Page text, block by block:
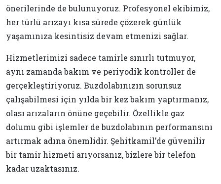
önerilerinde de bulunuyoruz. Profesyonel ekibimiz,
her türlü arızayı kısa sürede çözerek günlük
yaşamınıza kesintisiz devam etmenizi sağlar.
Hizmetlerimizi sadece tamirle sınırlı tutmuyor,
aynı zamanda bakım ve periyodik kontroller de
gerçekleştiriyoruz. Buzdolabınızın sorunsuz
çalışabilmesi için yılda bir kez bakım yaptırmanız,
olası arızaların önüne geçebilir. Özellikle gaz
dolumu gibi işlemler de buzdolabının performansını
artırmak adına önemlidir. Şehitkamil’de güvenilir
bir tamir hizmeti arıyorsanız, bizlere bir telefon
kadar uzaktasınız.